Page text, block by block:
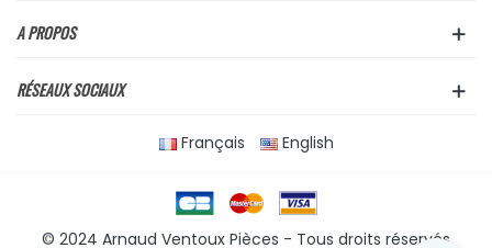
A PROPOS
RÉSEAUX SOCIAUX
Français English
© 2024 Arnaud Ventoux Pièces - Tous droits réservés